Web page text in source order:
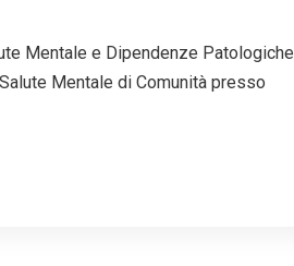
Mentale e Dipendenze Patologiche
Mentale di Comunità presso